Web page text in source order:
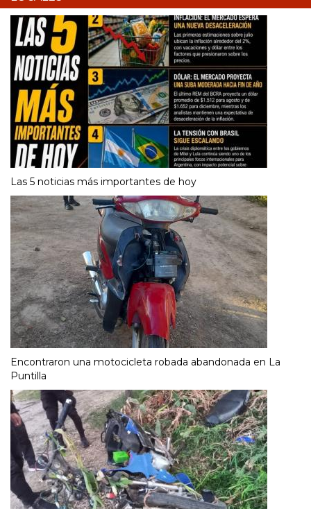
Las 5 noticias más importantes de hoy
Encontraron una motocicleta robada abandonada en La
Puntilla